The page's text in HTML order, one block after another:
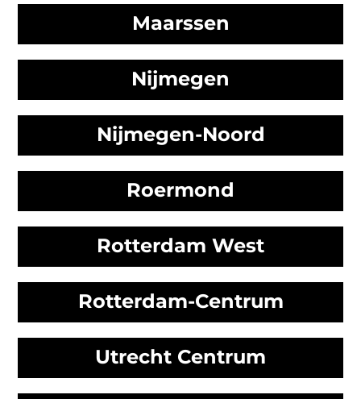
Maarssen
Nijmegen
Nijmegen-Noord
Roermond
Rotterdam West
Rotterdam-Centrum
Utrecht Centrum